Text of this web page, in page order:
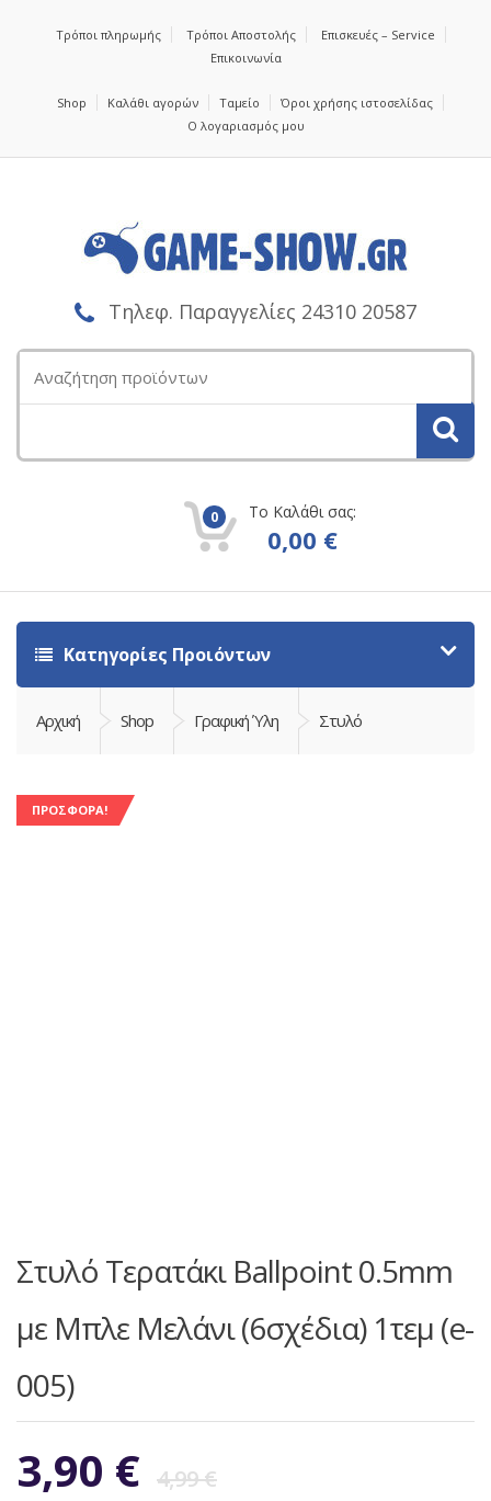
Τρόποι πληρωμής Τρόποι Αποστολής
Επισκευές – Service
Επικοινωνία
Shop Καλάθι αγορών Ταμείο
Όροι χρήσης ιστοσελίδας
Ο λογαριασμός μου
Τηλεφ. Παραγγελίες 24310 20587
για:
0 Το Καλάθι σας:
0,00 €
Κατηγορίες Προιόντων
Αρχική Shop Γραφική Ύλη Στυλό
ΠΡΟΣΦΟΡΆ!
Στυλό Τερατάκι Ballpoint 0.5mm
με Μπλε Mελάνι (6σχέδια) 1τεμ (e-
005)
4,99€Original
3,90 €
Η